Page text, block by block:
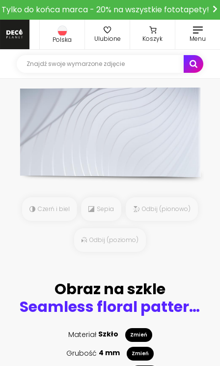
Tylko do końca marca - 20% na wszystkie fototapety!
Polska Ulubione Koszyk Menu
Czerń i biel Sepia Odbij (pionowo)
Odbij (poziomo)
Obraz na szkle
Seamless floral pattern with flowers, watercolor.
Materiał Szkło Zmień
Grubość 4 mm Zmień